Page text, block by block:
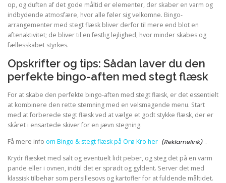
op, og duften af det gode måltid er elementer, der skaber en varm og
indbydende atmosfære, hvor alle føler sig velkomne. Bingo-
arrangementer med stegt flæsk bliver derfor til mere end blot en
aftenaktivitet; de bliver til en festlig lejlighed, hvor minder skabes og
fællesskabet styrkes.
Opskrifter og tips: Sådan laver du den
perfekte bingo-aften med stegt flæsk
For at skabe den perfekte bingo-aften med stegt flæsk, er det essentielt
at kombinere den rette stemning med en velsmagende menu. Start
med at forberede stegt flæsk ved at vælge et godt stykke flæsk, der er
skåret i ensartede skiver for en jævn stegning.
Få mere info om Bingo & stegt flæsk på Orø Kro her
.
Krydr flæsket med salt og eventuelt lidt peber, og steg det på en varm
pande eller i ovnen, indtil det er sprødt og gyldent. Server det med
klassisk tilbehør som persillesovs og kartofler for at fuldende måltidet.